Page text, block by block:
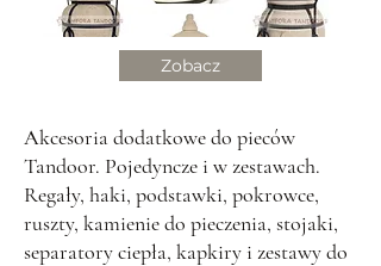
Zobacz
Akcesoria dodatkowe do pieców
Tandoor. Pojedyncze i w zestawach.
Regały, haki, podstawki, pokrowce,
ruszty, kamienie do pieczenia, stojaki,
separatory ciepła, kapkiry i zestawy do